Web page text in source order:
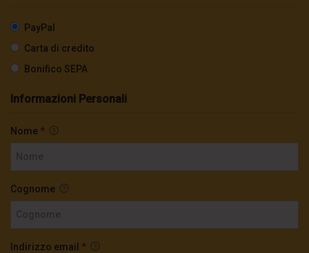
PayPal
Carta di credito
Bonifico SEPA
Informazioni Personali
Nome *
Cognome
Indirizzo email *